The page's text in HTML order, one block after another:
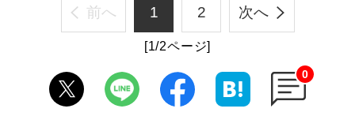
前へ 1 2 次へ
[1/2ページ]
0